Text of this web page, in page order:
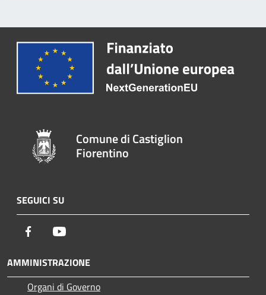
Comune di Castiglion
Fiorentino
SEGUICI SU
Facebook
AMMINISTRAZIONE
Organi di Governo